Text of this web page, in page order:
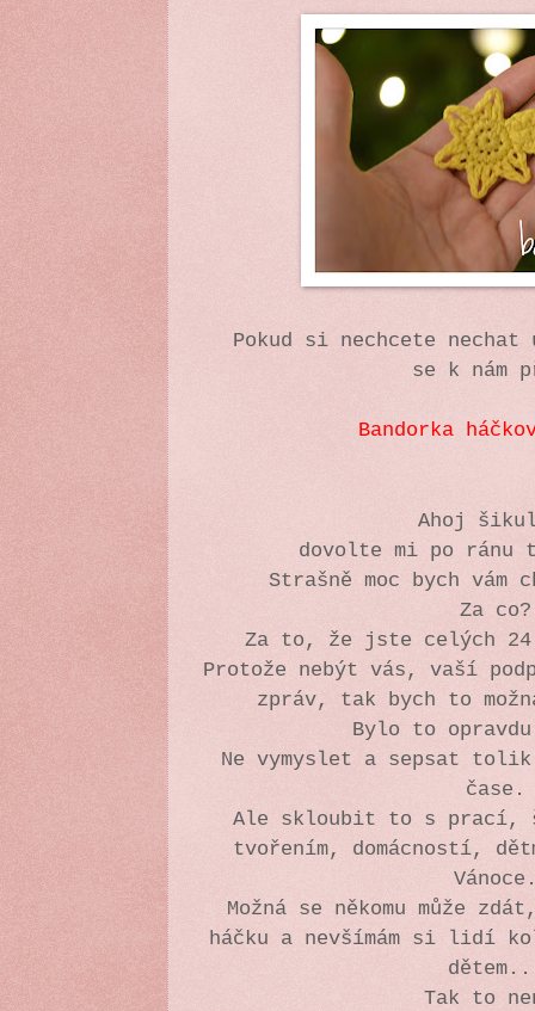
Pokud si nechcete
se k nám
Bandorka
Ahoj
dovolte mi po ránu
Strašně moc bych
Za
Za to, že jste celých
Protože nebýt vás, vaší
zpráv, tak bych to
Bylo to
Ne vymyslet a sepsat
Ale skloubit to s prací,
tvořením, domácností,
Možná se někomu může
háčku a nevšímám si lidí
Tak to